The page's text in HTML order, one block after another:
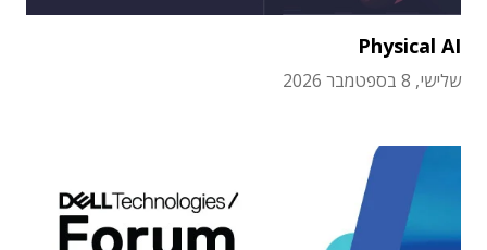
Physical AI
שלישי, 8 בספטמבר 2026